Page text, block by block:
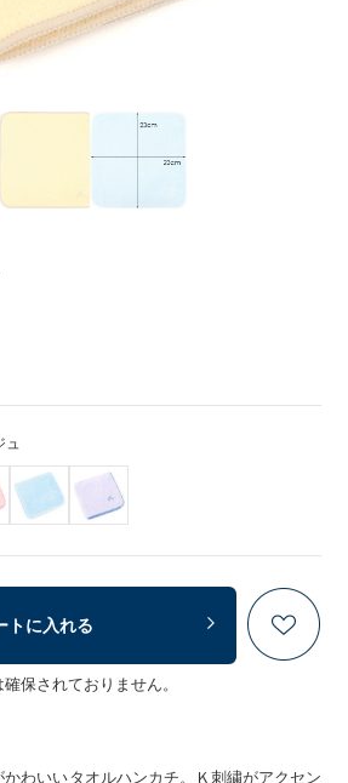
ュ
トに入れる
保されておりません。
わいいタオルハンカチ。Ｋ刺繍がアクセン